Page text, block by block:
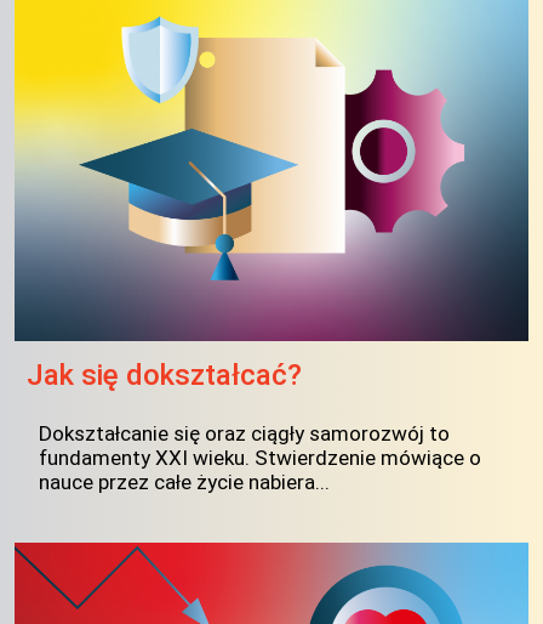
Jak się dokształcać?
Dokształcanie się oraz ciągły samorozwój to
fundamenty XXI wieku. Stwierdzenie mówiące o
nauce przez całe życie nabiera...